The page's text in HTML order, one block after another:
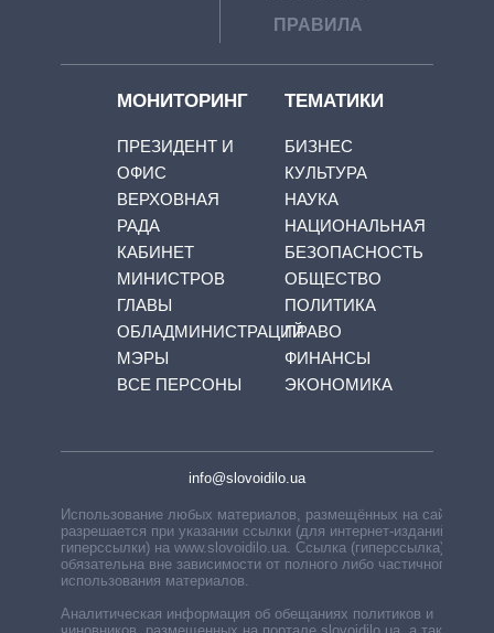
ПРАВИЛА
МОНИТОРИНГ
ПРЕЗИДЕНТ И
ОФИС
ВЕРХОВНАЯ
РАДА
КАБИНЕТ
МИНИСТРОВ
ГЛАВЫ
ОБЛАДМИНИСТРАЦИЙ
МЭРЫ
ВСЕ ПЕРСОНЫ
ТЕМАТИКИ
БИЗНЕС
КУЛЬТУРА
НАУКА
НАЦИОНАЛЬНАЯ
БЕЗОПАСНОСТЬ
ОБЩЕСТВО
ПОЛИТИКА
ПРАВО
ФИНАНСЫ
ЭКОНОМИКА
info@slovoidilo.ua
Использование любых материалов, размещённых на сайте,
разрешается при указании ссылки (для интернет-изданий —
гиперссылки) на www.slovoidilo.ua. Ссылка (гиперссылка)
обязательна вне зависимости от полного либо частичного
использования материалов.
Аналитическая информация об обещаниях политиков и